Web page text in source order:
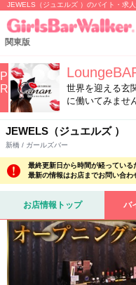
JEWELS（ジュエルズ ）のバイト・求
関東版
P
R
世界を迎える玄
に働いてみませ
JEWELS（ジュエルズ ）
新橋 / ガールズバー
最終更新日から時間が経っている
最新の情報はお店までお問い合わ
お店情報トップ バ